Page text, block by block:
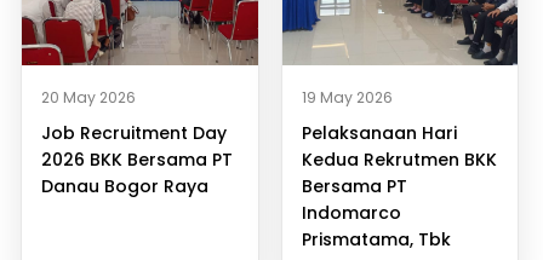
20 May 2026
Job Recruitment Day
2026 BKK Bersama PT
Danau Bogor Raya
19 May 2026
Pelaksanaan Hari
Kedua Rekrutmen BKK
Bersama PT
Indomarco
Prismatama, Tbk